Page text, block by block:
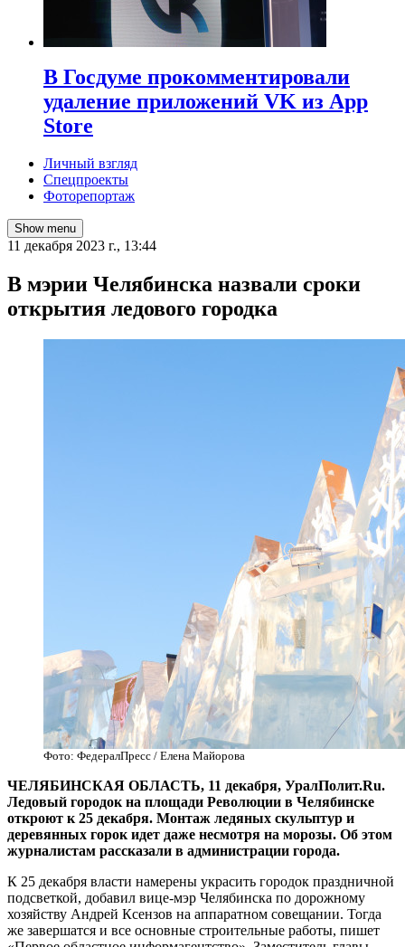
В Госдуме прокомментировали
удаление приложений VK из App
Store
Личный взгляд
Спецпроекты
Фоторепортаж
Show menu
11 декабря 2023 г., 13:44
В мэрии Челябинска назвали сроки
открытия ледового городка
Фото: ФедералПресс / Елена Майорова
ЧЕЛЯБИНСКАЯ ОБЛАСТЬ, 11 декабря, УралПолит.Ru.
Ледовый городок на площади Революции в Челябинске
откроют к 25 декабря. Монтаж ледяных скульптур и
деревянных горок идет даже несмотря на морозы. Об этом
журналистам рассказали в администрации города.
К 25 декабря власти намерены украсить городок праздничной
подсветкой, добавил вице-мэр Челябинска по дорожному
хозяйству Андрей Ксензов на аппаратном совещании. Тогда
же завершатся и все основные строительные работы, пишет